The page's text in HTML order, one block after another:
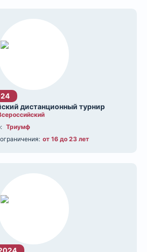
дистанционный турнир
Триумф
от 16 до 23 лет